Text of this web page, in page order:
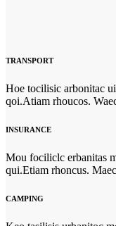
TRANSPORT
Hoe tocilisic arbonitac
qoi.Atiam rhoucos.
INSURANCE
Mou fociliclc erbanitas
qui.Etiam rhoncus.
CAMPING